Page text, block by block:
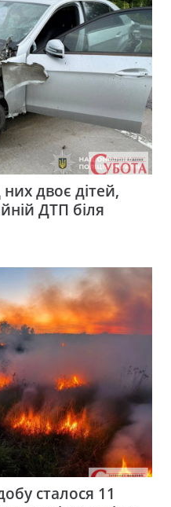
двоє дітей,
ДТП біля
сталося 11